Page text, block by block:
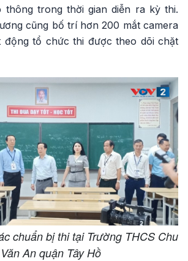
thông trong thời gian diễn ra kỳ thi.
cũng bố trí hơn 200 mắt camera
động tổ chức thi được theo dõi chặt
chuẩn bị thi tại Trường THCS Chu
Văn An quận Tây Hồ